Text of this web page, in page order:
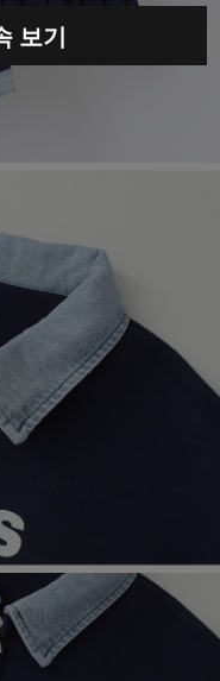
보기